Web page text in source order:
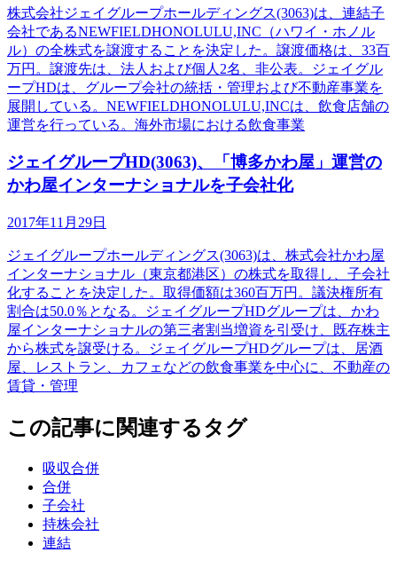
株式会社ジェイグループホールディングス(3063)は、連結子
会社であるNEWFIELDHONOLULU,INC（ハワイ・ホノル
ル）の全株式を譲渡することを決定した。譲渡価格は、33百
万円。譲渡先は、法人および個人2名、非公表。ジェイグル
ープHDは、グループ会社の統括・管理および不動産事業を
展開している。NEWFIELDHONOLULU,INCは、飲食店舗の
運営を行っている。海外市場における飲食事業
ジェイグループHD(3063)、「博多かわ屋」運営の
かわ屋インターナショナルを子会社化
2017年11月29日
ジェイグループホールディングス(3063)は、株式会社かわ屋
インターナショナル（東京都港区）の株式を取得し、子会社
化することを決定した。取得価額は360百万円。議決権所有
割合は50.0％となる。ジェイグループHDグループは、かわ
屋インターナショナルの第三者割当増資を引受け、既存株主
から株式を譲受ける。ジェイグループHDグループは、居酒
屋、レストラン、カフェなどの飲食事業を中心に、不動産の
賃貸・管理
この記事に関連するタグ
吸収合併
合併
子会社
持株会社
連結